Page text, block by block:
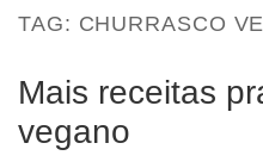
TAG: CHURRASCO
Mais receitas
vegano